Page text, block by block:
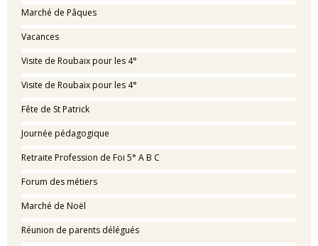
Marché de Pâques
Vacances
Visite de Roubaix pour les 4°
Visite de Roubaix pour les 4°
Fête de St Patrick
Journée pédagogique
Retraite Profession de Foi 5° A B C
Forum des métiers
Marché de Noël
Réunion de parents délégués